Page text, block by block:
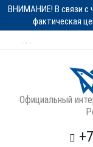
ВНИМАНИЕ! В связи с
фактическая
Официальный